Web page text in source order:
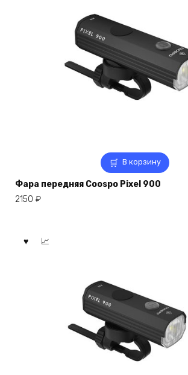
В корзину
Фара передняя Coospo Pixel 900
2150 ₽